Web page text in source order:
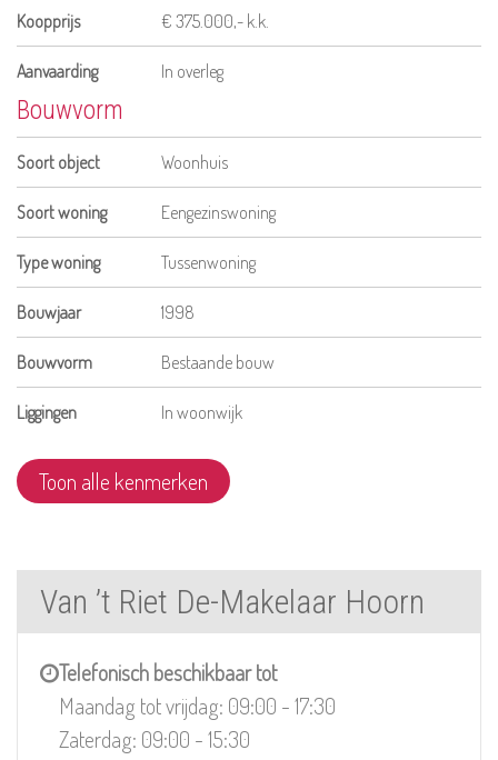
Koopprijs € 375.000,- k.k.
Aanvaarding In overleg
Bouwvorm
Soort object Woonhuis
Soort woning Eengezinswoning
Type woning Tussenwoning
Bouwjaar 1998
Bouwvorm Bestaande bouw
Liggingen In woonwijk
Toon alle kenmerken
Van ’t Riet De-Makelaar Hoorn
Telefonisch beschikbaar tot
Maandag tot vrijdag: 09:00 - 17:30
Zaterdag: 09:00 - 15:30